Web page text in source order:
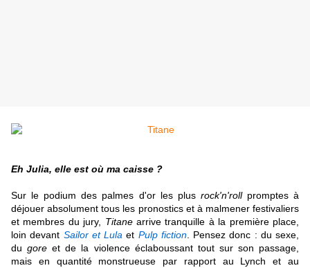
Eh Julia, elle est où ma caisse ?
Sur le podium des palmes d'or les plus rock'n'rollpromptes à
déjouer absolument tous les pronostics et à malmener festivaliers
et membres du jury, Titanearrive tranquille à la première place,
loin devant Sailor et Lula et Pulp fiction. Pensez donc : du sexe,
dugore et de la violence éclaboussant tout sur son passage,
mais en quantité monstrueuse par rapport au Lynch et au